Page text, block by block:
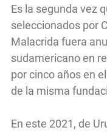
Es la segunda vez
seleccionados por
Malacrida fuera
sudamericano en
por cinco años en
de la misma
En este 2021, de